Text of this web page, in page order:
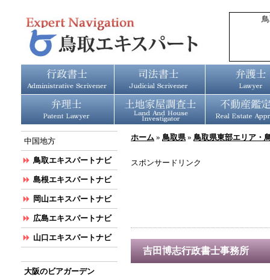
ホーム » 鳥取県» 鳥取県東部エリア・
スポンサードリンク
吉田博志行政書士事務所
中国地方
鳥取エキスパートナビ
島根エキスパートナビ
岡山エキスパートナビ
広島エキスパートナビ
山口エキスパートナビ
大阪のビアガーデン